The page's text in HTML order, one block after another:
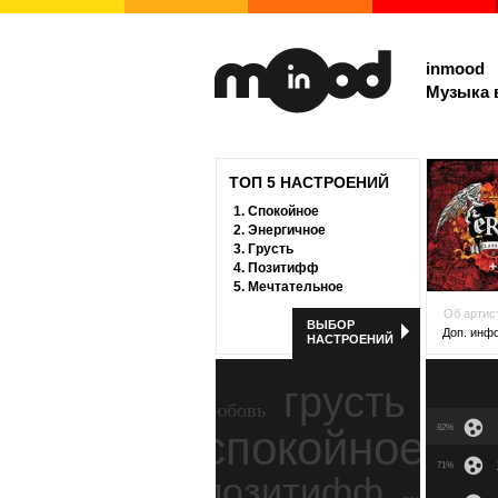
inmood
Музыка
ТОП 5 НАСТРОЕНИЙ
1. Спокойное
2. Энергичное
3. Грусть
4. Позитифф
5. Мечтательное
ВЫБОР
НАСТРОЕНИЙ
любовь грусть
спокойное
Об
Доп.
82%
71%